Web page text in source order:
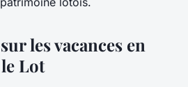
les vacances en
Lot